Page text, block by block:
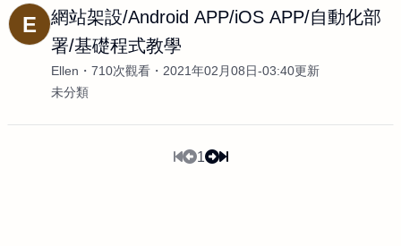
E
網站架設/Android APP/iOS APP/自動化部
署/基礎程式教學
Ellen 710次觀看
2021年02月08日-03:40更新
未分類
1